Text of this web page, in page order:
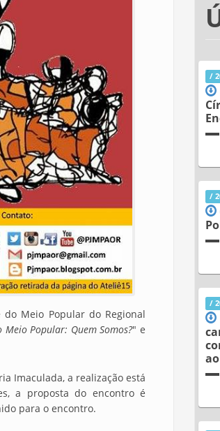
Meio Popular do Regional
Meio Popular: Quem Somos?" e
Imaculada, a realização está
a proposta do encontro é
para o encontro.
/
/
/